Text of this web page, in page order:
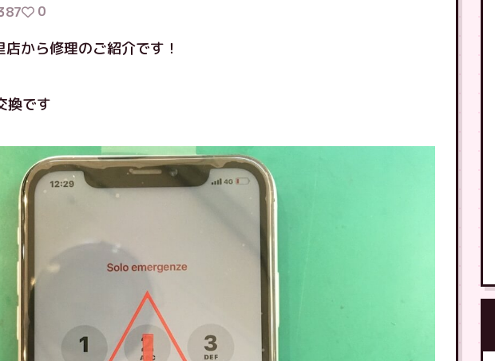
0
から修理のご紹介です！
換です